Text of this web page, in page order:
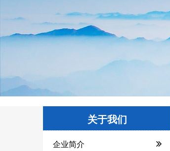
关于我们
企业简介